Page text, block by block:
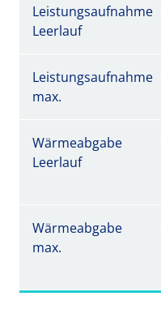
Leistungsaufnahme
Leerlauf
Leistungsaufnahme
max.
Wärmeabgabe
Leerlauf
Wärmeabgabe
max.